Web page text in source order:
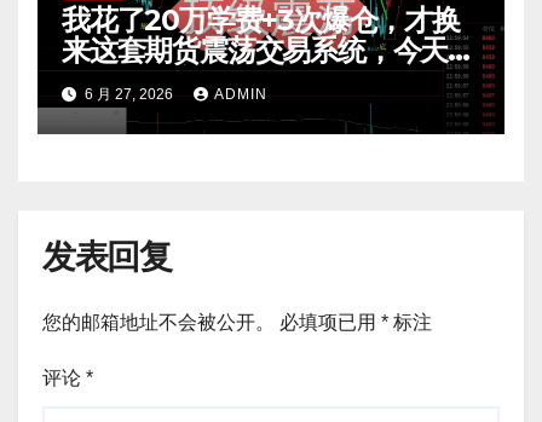
我花了20万学费+3次爆仓，才换
来这套期货震荡交易系统，今天免
费公开核心逻辑
6 月 27, 2026 ADMIN
发表回复
您的邮箱地址不会被公开。 必填项已用 * 标注
评论 *